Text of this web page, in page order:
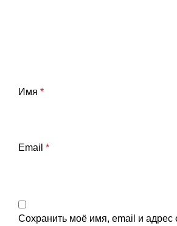
Имя *
Email *
Сохранить моё имя, email и адрес